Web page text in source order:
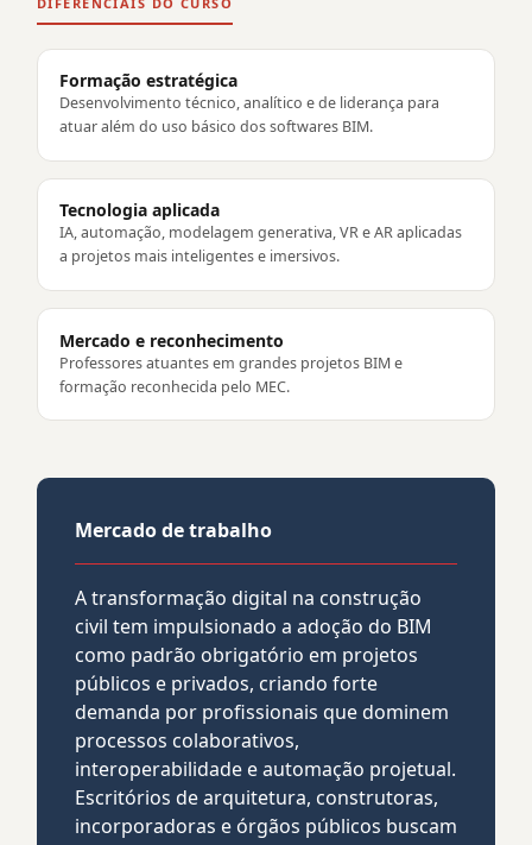
Formação estratégica
Desenvolvimento técnico, analítico e de liderança para
atuar além do uso básico dos softwares BIM.
Tecnologia aplicada
IA, automação, modelagem generativa, VR e AR aplicadas
a projetos mais inteligentes e imersivos.
Mercado e reconhecimento
Professores atuantes em grandes projetos BIM e
formação reconhecida pelo MEC.
Mercado de trabalho
A transformação digital na construção
civil tem impulsionado a adoção do BIM
como padrão obrigatório em projetos
públicos e privados, criando forte
demanda por profissionais que dominem
processos colaborativos,
interoperabilidade e automação projetual.
Escritórios de arquitetura, construtoras,
incorporadoras e órgãos públicos buscam